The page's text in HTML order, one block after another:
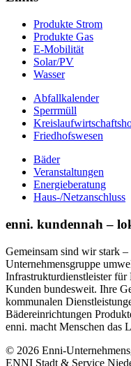
Produkte Strom
Produkte Gas
E-Mobilität
Solar/PV
Wasser
Abfallkalender
Sperrmüll
Friedhofswesen
Bäder
Veranstaltungen
Energieberatung
Haus-/Netzanschluss
enni. kundennah –
Gemeinsam sind wir stark
Unternehmensgruppe
Infrastrukturdienstleister
Kunden bundesweit. Ihre
kommunalen
Bädereinrichtungen
enni. macht Menschen das
© 2026 Enni-
ENNI Stadt & Service